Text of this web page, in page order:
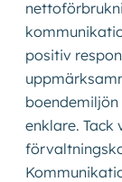
positiv
enklare.